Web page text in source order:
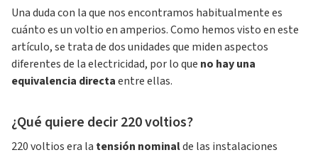
Una duda con la que nos encontramos habitualmente es
cuánto es un voltio en amperios. Como hemos visto en este
artículo, se trata de dos unidades que miden aspectos
diferentes de la electricidad, por lo que no hay una
equivalencia directaentre ellas.
¿Qué quiere decir 220 voltios?
220 voltios era la tensión nominalde las instalaciones